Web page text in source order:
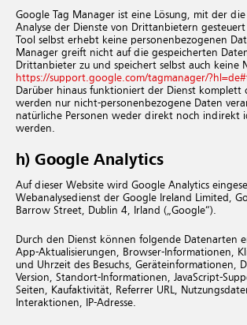
Google Tag Manager ist eine Lösung, mit der
Analyse der Dienste von Drittanbietern
Tool selbst erhebt keine personenbezogenen
Manager greift nicht auf die gespeicherten
Drittanbieter zu und speichert selbst auch keine
https://support.google.com/tagmanager/
Darüber hinaus funktioniert der Dienst komplett
werden nur nicht-personenbezogene Daten
natürliche Personen weder direkt noch indirekt
werden.
h) Google Analytics
Auf dieser Website wird Google Analytics
Webanalysedienst der Google Ireland Limited,
Barrow Street, Dublin 4, Irland („Google“).
Durch den Dienst können folgende Datenarten
App-Aktualisierungen, Browser-Informationen,
und Uhrzeit des Besuchs, Geräteinformationen,
Version, Standort-Informationen, JavaScript-
Seiten, Kaufaktivität, Referrer URL,
Interaktionen, IP-Adresse.